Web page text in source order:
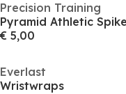
Precision Training
€ 5,00
Everlast
Wristwraps